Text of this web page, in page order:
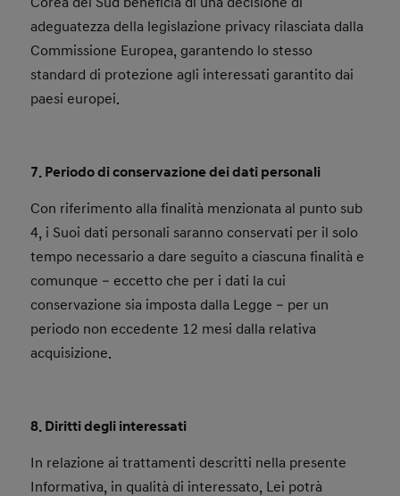
adeguatezza della legislazione privacy rilasciata dalla
Commissione Europea, garantendo lo stesso
standard di protezione agli interessati garantito dai
paesi europei.
7. Periodo di conservazione dei dati personali
Con riferimento alla finalità menzionata al punto sub
4, i Suoi dati personali saranno conservati per il solo
tempo necessario a dare seguito a ciascuna finalità e
comunque – eccetto che per i dati la cui
conservazione sia imposta dalla Legge – per un
periodo non eccedente 12 mesi dalla relativa
acquisizione.
8. Diritti degli interessati
In relazione ai trattamenti descritti nella presente
Informativa, in qualità di interessato, Lei potrà